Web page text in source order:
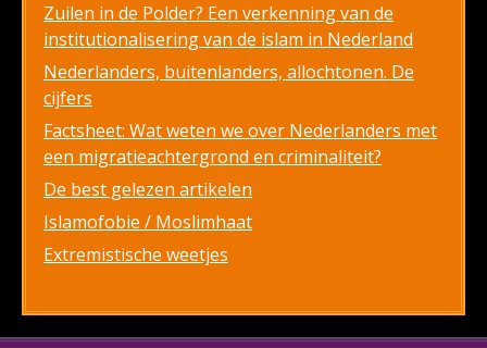
Zuilen in de Polder? Een verkenning van de
institutionalisering van de islam in Nederland
Nederlanders, buitenlanders, allochtonen. De
cijfers
Factsheet: Wat weten we over Nederlanders met
een migratieachtergrond en criminaliteit?
De best gelezen artikelen
Islamofobie / Moslimhaat
Extremistische weetjes